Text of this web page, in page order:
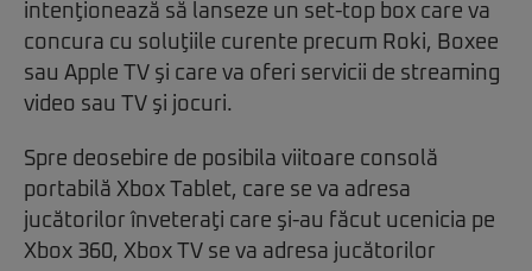
intenţionează să lanseze un set-top box care va
concura cu soluţiile curente precum Roki, Boxee
sau Apple TV şi care va oferi servicii de streaming
video sau TV şi jocuri.
Spre deosebire de posibila viitoare consolă
portabilă Xbox Tablet, care se va adresa
jucătorilor înveteraţi care şi-au făcut ucenicia pe
Xbox 360, Xbox TV se va adresa jucătorilor